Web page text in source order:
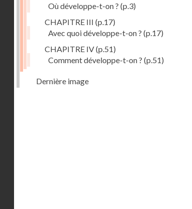
Où développe-t-on ? (p.3)
CHAPITRE III (p.17)
Avec quoi développe-t-on ? (p.17)
CHAPITRE IV(p.51)
Comment développe-t-on ? (p.51)
Dernière image